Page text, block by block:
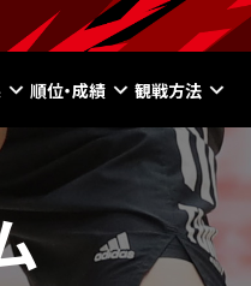
順位・成績 観戦方法